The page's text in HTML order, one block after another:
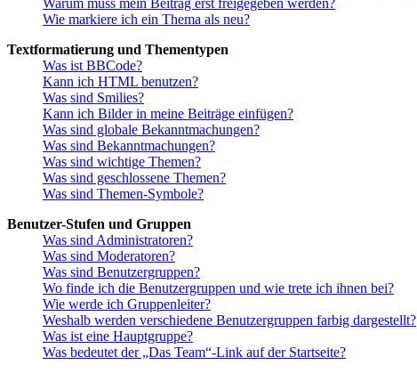
Wie markiere ich ein Thema als neu?
Textformatierung und Thementypen
Was ist BBCode?
Kann ich HTML benutzen?
Was sind Smilies?
Kann ich Bilder in meine Beiträge einfügen?
Was sind globale Bekanntmachungen?
Was sind Bekanntmachungen?
Was sind wichtige Themen?
Was sind geschlossene Themen?
Was sind Themen-Symbole?
Benutzer-Stufen und Gruppen
Was sind Administratoren?
Was sind Moderatoren?
Was sind Benutzergruppen?
Wo finde ich die Benutzergruppen und wie trete ich ihnen bei?
Wie werde ich Gruppenleiter?
Weshalb werden verschiedene Benutzergruppen farbig dargestellt?
Was ist eine Hauptgruppe?
Was bedeutet der „Das Team“-Link auf der Startseite?